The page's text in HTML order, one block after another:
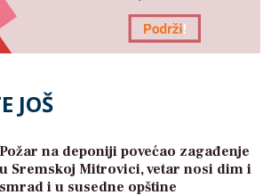
JOŠ
Požar na deponiji povećao zagađenje
u Sremskoj Mitrovici, vetar nosi dim i
smrad i u susedne opštine